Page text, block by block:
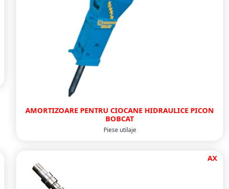
AMORTIZOARE PENTRU CIOCANE HIDRAULICE PICON
BOBCAT
Piese utilaje
AX